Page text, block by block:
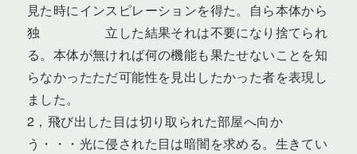
見た時にインスピレーションを得た。自ら本体から
独 立した結果それは不要になり捨てられ
る。本体が無ければ何の機能も果たせないことを知
らなかったただ可能性を見出したかった者を表現し
ました。
2，飛び出した目は切り取られた部屋へ向か
う・・・光に侵された目は暗闇を求める。生きてい